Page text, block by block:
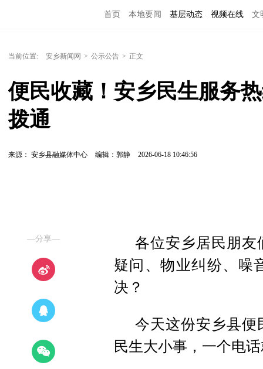
首页 本地要闻 基层动态 视频在线 文
当前位置: 安乡新闻网 > 公示公告 > 正文
便民收藏！安乡民生服务
拨通
来源： 安乡县融媒体中心 编辑：郭静 2026-06-18 10:46:56
—分享—
各位安乡居民朋友
疑问、物业纠纷、
决？
今天这份安乡县便
民生大小事，一个电